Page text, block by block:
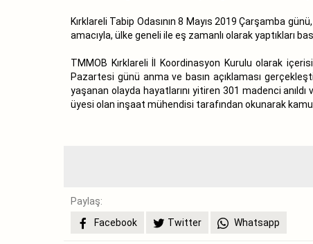
Kırklareli Tabip Odasının 8 Mayıs 2019 Çarşamba
amacıyla, ülke geneli ile eş zamanlı olarak yaptıkları
TMMOB Kırklareli İl Koordinasyon Kurulu olarak
Pazartesi günü anma ve basın açıklaması
yaşanan olayda hayatlarını yitiren 301 madenci
üyesi olan inşaat mühendisi tarafından okunarak
Paylaş:
Facebook
Twitter Whatsapp